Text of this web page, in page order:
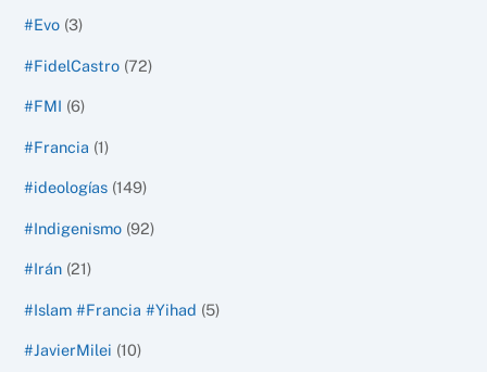
#Evo (3)
#FidelCastro (72)
#FMI (6)
#Francia (1)
#ideologías (149)
#Indigenismo (92)
#Irán (21)
#Islam #Francia #Yihad (5)
#JavierMilei (10)